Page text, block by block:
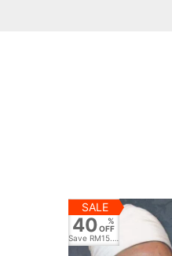
SALE
40
%
OFF
Save RM15.60